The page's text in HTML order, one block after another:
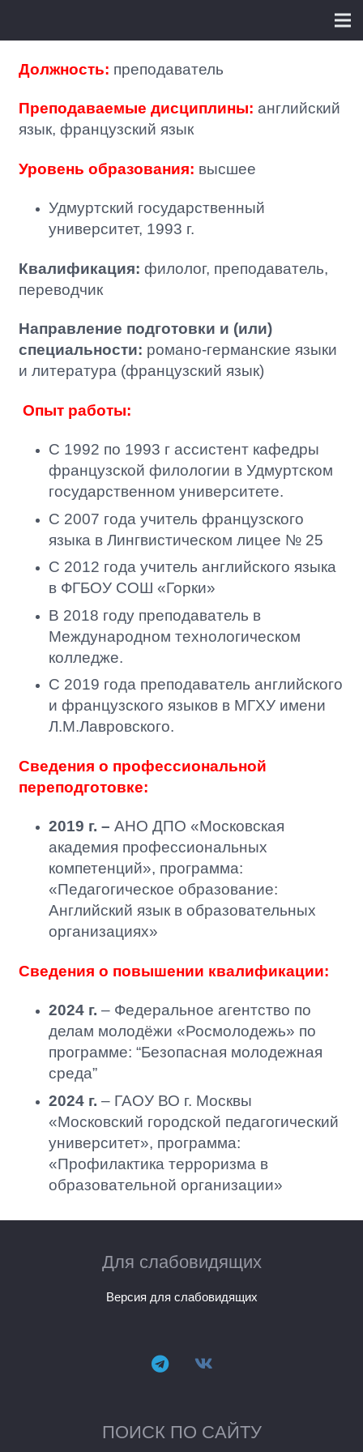
Должность: преподаватель
Преподаваемые дисциплины: английский
язык, французский язык
Уровень образования: высшее
Удмуртский государственный
университет, 1993 г.
Квалификация: филолог, преподаватель,
переводчик
Направление подготовки и (или)
специальности: романо-германские языки
и литература (французский язык)
Опыт работы:
С 1992 по 1993 г ассистент кафедры
французской филологии в Удмуртском
государственном университете.
С 2007 года учитель французского
языка в Лингвистическом лицее № 25
С 2012 года учитель английского языка
в ФГБОУ СОШ «Горки»
В 2018 году преподаватель в
Международном технологическом
колледже.
С 2019 года преподаватель английского
и французского языков в МГХУ имени
Л.М.Лавровского.
Сведения о профессиональной
переподготовке:
2019 г. – АНО ДПО «Московская
академия профессиональных
компетенций», программа:
«Педагогическое образование:
Английский язык в образовательных
организациях»
Сведения о повышении квалификации:
2024 г. – Федеральное агентство по
делам молодёжи «Росмолодежь» по
программе: “Безопасная молодежная
среда”
2024 г. – ГАОУ ВО г. Москвы
«Московский городской педагогический
университет», программа:
«Профилактика терроризма в
образовательной организации»
Для слабовидящих
Версия для слабовидящих
ПОИСК ПО САЙТУ